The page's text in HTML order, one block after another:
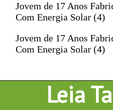
Jovem de 17 Anos
Com Energia Solar (4)
Jovem de 17 Anos
Com Energia Solar (4)
Leia